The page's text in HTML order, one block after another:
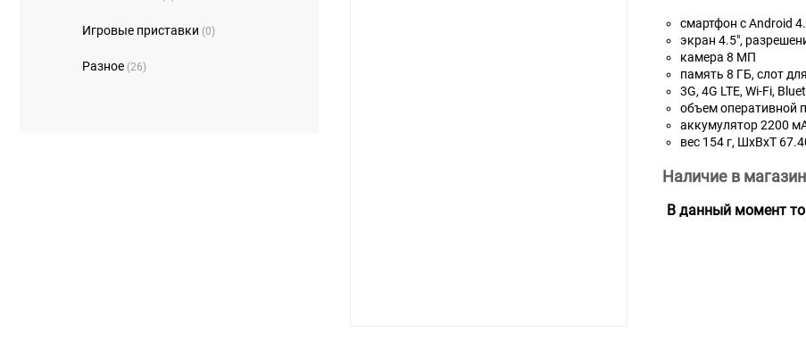
Игровые приставки (0)
Разное (26)
смартфон с Android
экран 4.5",
камера 8 МП
память 8 ГБ, слот
3G, 4G LTE, Wi-Fi,
объем оперативной
аккумулятор 2200
вес 154 г, ШxВxТ
Наличие в
В данный момент